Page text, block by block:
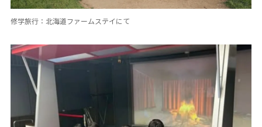
修学旅行：北海道ファームステイにて